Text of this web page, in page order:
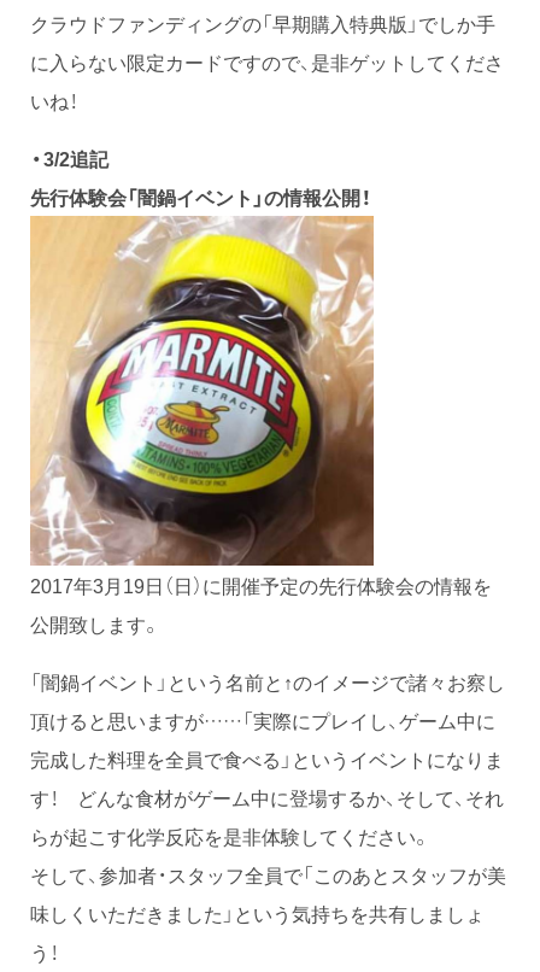
クラウドファンディングの「早期購入特典版」でしか手
に入らない限定カードですので、是非ゲットしてくださ
いね！
・3/2追記
先行体験会「闇鍋イベント」の情報公開！
2017年3月19日（日）に開催予定の先行体験会の情報を
公開致します。
「闇鍋イベント」という名前と↑のイメージで諸々お察し
頂けると思いますが……「実際にプレイし、ゲーム中に
完成した料理を全員で食べる」というイベントになりま
す！ どんな食材がゲーム中に登場するか、そして、それ
らが起こす化学反応を是非体験してください。
そして、参加者・スタッフ全員で「このあとスタッフが美
味しくいただきました」という気持ちを共有しましょ
う！